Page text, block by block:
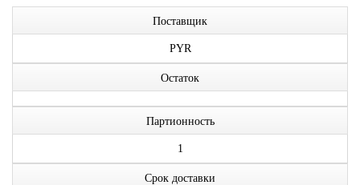
Поставщик
PYR
Остаток
Партионность
1
Срок доставки